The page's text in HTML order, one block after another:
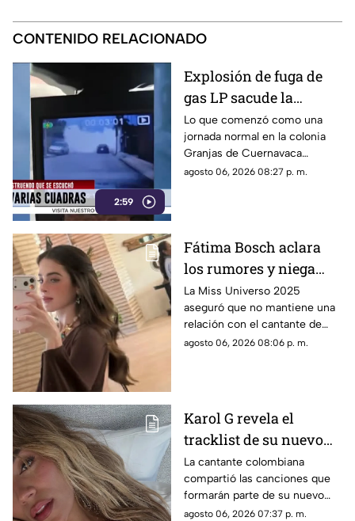
CONTENIDO RELACIONADO
2:59
Explosión de fuga de
gas LP sacude la
colonia Las Granjas
Lo que comenzó como una
jornada normal en la colonia
Granjas de Cuernavaca
terminó en una movilización
agosto 06, 2026 08:27 p. m.
Fátima Bosch aclara
los rumores y niega
tener un romance con
Natanael Cano
La Miss Universo 2025
aseguró que no mantiene una
relación con el cantante de
corridos tumbados.
agosto 06, 2026 08:06 p. m.
Karol G revela el
tracklist de su nuevo
álbum antes de su
lanzamiento; esta es la
lista completa
La cantante colombiana
compartió las canciones que
formarán parte de su nuevo
material de estudio,
agosto 06, 2026 07:37 p. m.